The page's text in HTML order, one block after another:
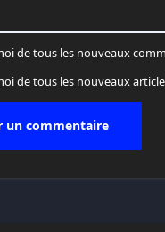
de tous les nouveaux
de tous les nouveaux